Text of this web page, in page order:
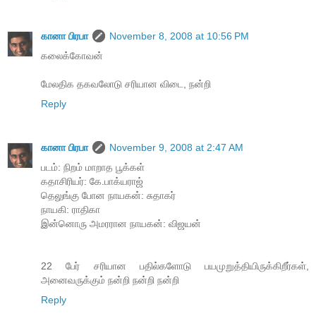
கானா பிரபா
November 8, 2008 at 10:56 PM
கலைக்கோவன்
மேலதிக தகவலோடு சரியான விடை, நன்றி
Reply
கானா பிரபா
November 9, 2008 at 2:47 AM
படம்: நிறம் மாறாத பூக்கள்
கதாசிரியர்: கே.பாக்யராஜ்
தெலுங்கு போன நாயகன்: சுதாகர்
நாயகி: ராதிகா
இன்னொரு அமரரான நாயகன்: விஜயன்
22 பேர் சரியான பதில்களோடு பயமுறுத்தியிருக்கிறீர்கள்,
அனைவருக்கும் நன்றி நன்றி நன்றி
Reply